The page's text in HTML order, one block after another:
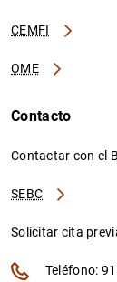
CEMFI
OME
Contacto
Contactar con el
SEBC
Solicitar cita
Teléfono: